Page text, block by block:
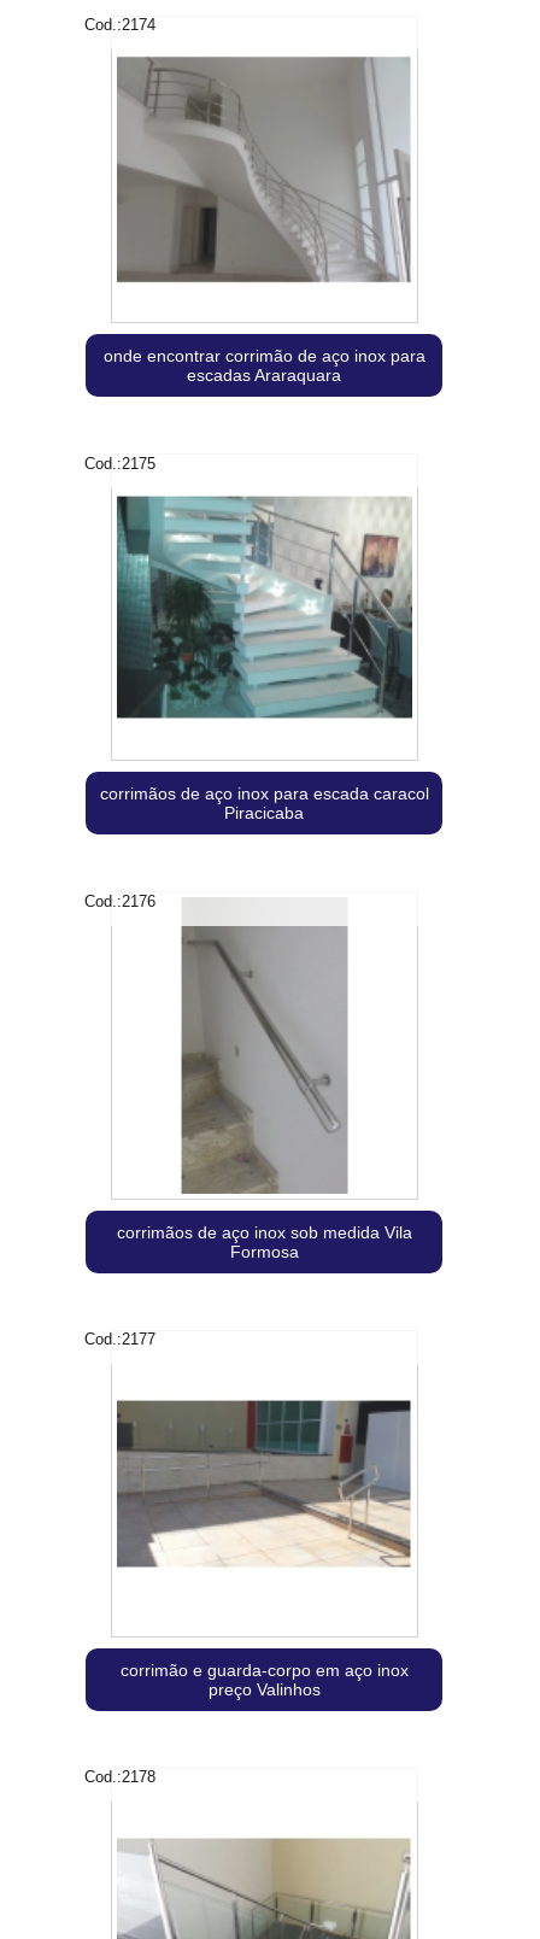
Cod.:2174
onde encontrar corrimão de aço inox para
escadas Araraquara
Cod.:2175
corrimãos de aço inox para escada caracol
Piracicaba
Cod.:2176
corrimãos de aço inox sob medida Vila
Formosa
Cod.:2177
corrimão e guarda-corpo em aço inox
preço Valinhos
Cod.:2178